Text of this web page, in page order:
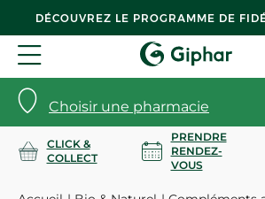
DÉCOUVREZ LE PROGRAMME DE
Choisir une pharmacie
CLICK &
COLLECT
PRENDRE
RENDEZ-
VOUS